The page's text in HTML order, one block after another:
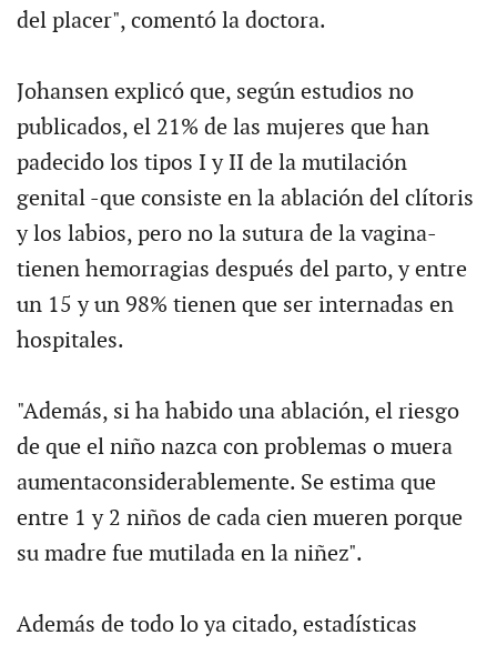
del placer", comentó la doctora.
Johansen explicó que, según estudios no
publicados, el 21% de las mujeres que han
padecido los tipos I y II de la mutilación
genital -que consiste en la ablación del clítoris
y los labios, pero no la sutura de la vagina-
tienen hemorragias después del parto, y entre
un 15 y un 98% tienen que ser internadas en
hospitales.
"Además, si ha habido una ablación, el riesgo
de que el niño nazca con problemas o muera
aumentaconsiderablemente. Se estima que
entre 1 y 2 niños de cada cien mueren porque
su madre fue mutilada en la niñez".
Además de todo lo ya citado, estadísticas